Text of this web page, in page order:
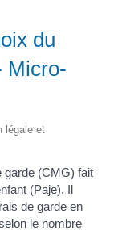
du
Micro-
légale et
garde (CMG) fait
(Paje). Il
de garde en
le nombre